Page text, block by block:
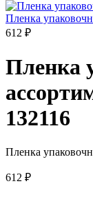
Пленка
612 ₽
Пленка
132116
Пленка
612 ₽